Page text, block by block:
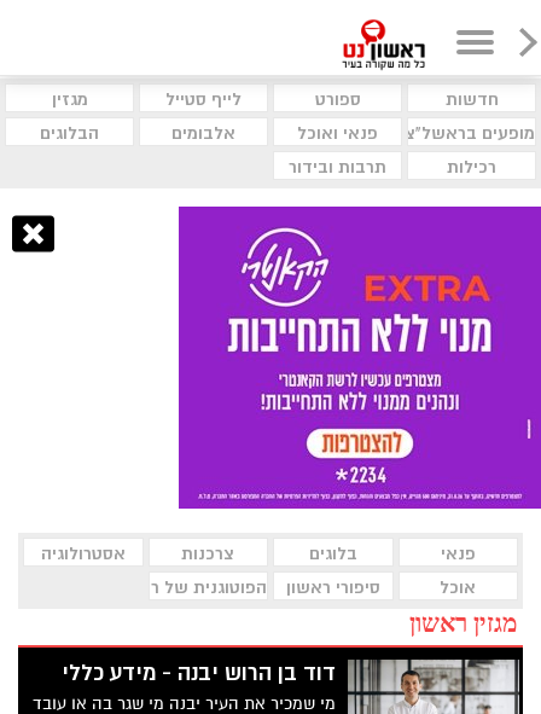
חדשות ספורט לייף סטייל
מגזין
מופעים בראשל"צ
פנאי ואוכל אלבומים
הבלוגים
רכילות
תרבות ובידור
פנאי בלוגים צרכנות
אסטרולוגיה
אוכל
סיפורי ראשון הפוטוגנית של ראשון לציון
מגזין ראשון
דוד בן הרוש יבנה - מידע כללי
מי שמכיר את העיר יבנה מי שגר בה או עובד